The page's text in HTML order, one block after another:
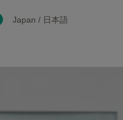
Japan / 日本語